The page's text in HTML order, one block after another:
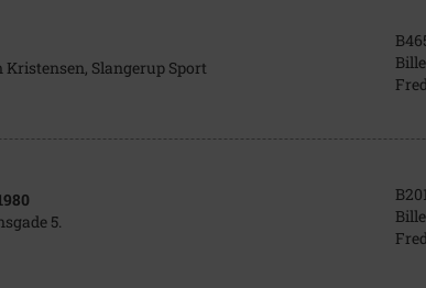
Kristensen, Slangerup Sport
5.